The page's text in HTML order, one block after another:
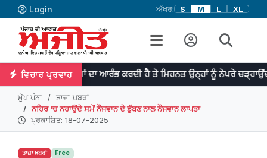
Login ਅੱਖਰ: S M L XL
ਵਿਚਾਰ ਪ੍ਰਵਾਹ
ਕੰਮਾਂ ਦਾ ਆਰੰਭ ਕਰਦੀ ਹੈ ਤੇ ਮਿਹਨਤ ਉਨ੍ਹਾਂ ਨੂੰ ਨੇਪਰੇ ਚੜ੍ਹਾਉਂਦੀ ਹੈ। -ਡਾ:
ਮੁੱਖ ਪੰਨਾ
ਤਾਜ਼ਾ ਖ਼ਬਰਾਂ
ਨਹਿਰ 'ਚ ਨਹਾਉਂਦੇ ਸਮੇਂ ਨੌਜਵਾਨ ਦੇ ਡੁੱਬਣ ਨਾਲ ਨੌਜਵਾਨ ਲਾਪਤਾ
ਪ੍ਰਕਾਸ਼ਿਤ: 18-07-2025
ਤਾਜ਼ਾ ਖ਼ਬਰਾਂ Free